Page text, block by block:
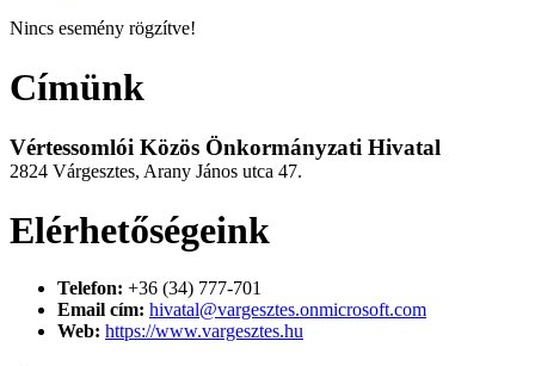
Nincs esemény rögzítve!
Címünk
Vértessomlói Közös Önkormányzati Hivatal
2824 Várgesztes, Arany János utca 47.
Elérhetőségeink
Telefon: +36 (34) 777-701
Email cím: hivatal@vargesztes.onmicrosoft.com
Web: https://www.vargesztes.hu